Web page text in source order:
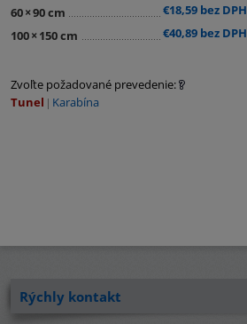
60×90 cm €18,59 bez DPH
100× 150 cm €40,89 bez DPH
Zvoľte požadované prevedenie:
Tunel
Karabína
Rýchly kontakt